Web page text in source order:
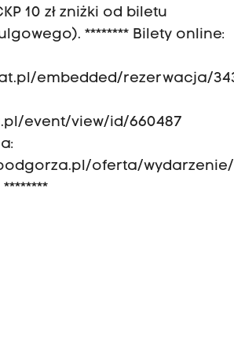
10 zł zniżki od biletu
******** Bilety online:
embedded/rezerwacja/
event/view/id/660487
oferta/